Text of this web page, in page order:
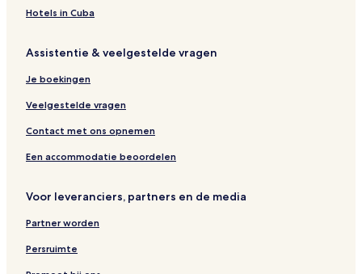
Hotels in Cuba
Assistentie & veelgestelde vragen
Je boekingen
Veelgestelde vragen
Contact met ons opnemen
Een accommodatie beoordelen
Voor leveranciers, partners en de media
Partner worden
Persruimte